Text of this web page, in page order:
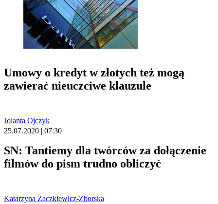
Umowy o kredyt w złotych też mogą
zawierać nieuczciwe klauzule
Jolanta Ojczyk
25.07.2020 | 07:30
SN: Tantiemy dla twórców za dołączenie
filmów do pism trudno obliczyć
Katarzyna Żaczkiewicz-Zborska